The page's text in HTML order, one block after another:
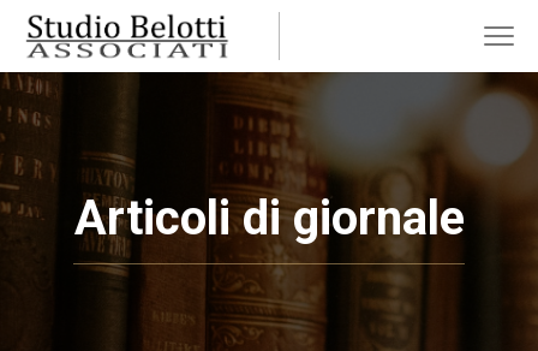
Articoli di giornale